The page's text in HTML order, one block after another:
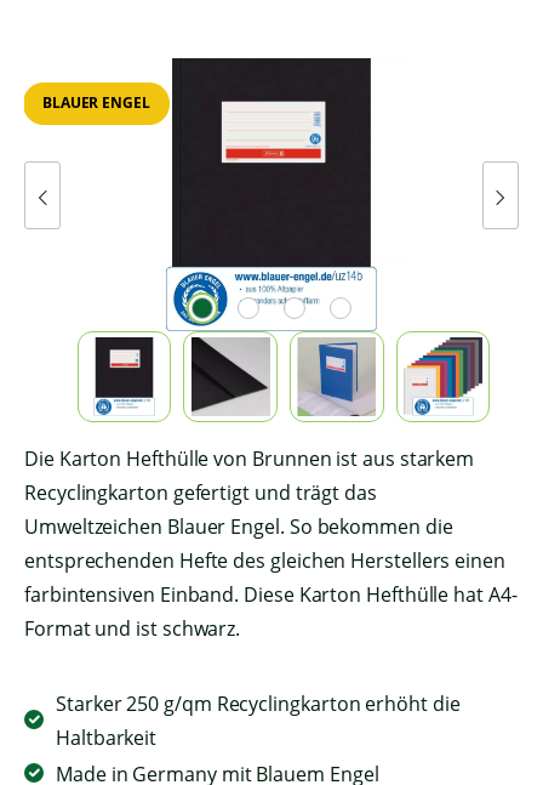
BLAUER ENGEL
Die Karton Hefthülle von Brunnen ist aus starkem
Recyclingkarton gefertigt und trägt das
Umweltzeichen Blauer Engel. So bekommen die
entsprechenden Hefte des gleichen Herstellers einen
farbintensiven Einband. Diese Karton Hefthülle hat A4-
Format und ist schwarz.
Starker 250 g/qm Recyclingkarton erhöht die
Haltbarkeit
Made in Germany mit Blauem Engel